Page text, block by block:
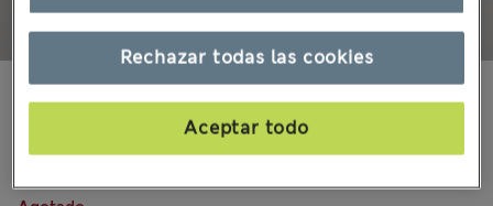
$179.00
COLOR: Neutro
Rechazar todas las cookies
Aceptar todo